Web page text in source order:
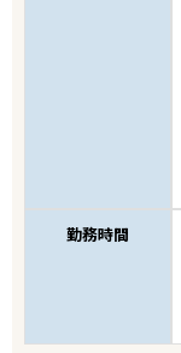
勤務時間